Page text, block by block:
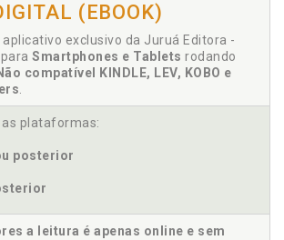
(EBOOK)
exclusivo da Juruá Editora -
Smartphones e Tablets rodando
compatível KINDLE, LEV, KOBO e
as plataformas:
posterior
a leitura é apenas online e sem